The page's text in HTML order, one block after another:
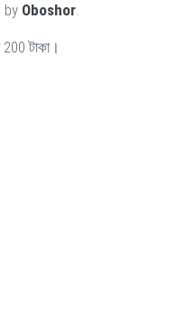
by Oboshor.
টাকা।